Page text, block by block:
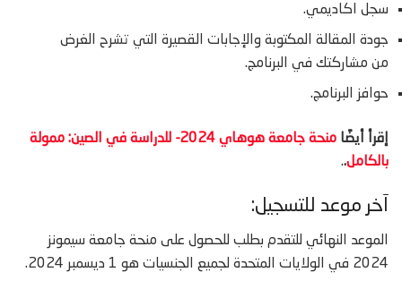
سجل اكاديمي.
جودة المقالة المكتوبة والإجابات القصيرة التي تشرح الغرض
من مشاركتك في البرنامج.
حوافز البرنامج.
إقرأ أيضًا
منحة جامعة هوهاي 2024- للدراسة في الصين: ممولة
بالكامل.
.
آخر موعد للتسجيل:
الموعد النهائي للتقدم بطلب للحصول على منحة جامعة سيمونز
2024 في الولايات المتحدة لجميع الجنسيات هو 1 ديسمبر 2024.